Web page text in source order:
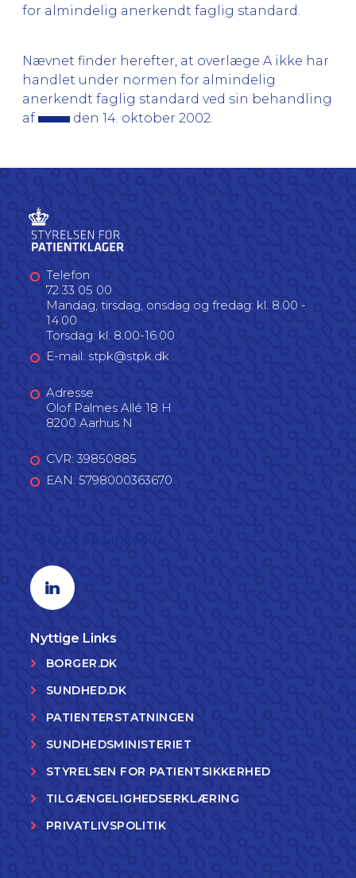
for almindelig anerkendt faglig standard.
Nævnet finder herefter, at overlæge A ikke har
handlet under normen for almindelig
anerkendt faglig standard ved sin behandling
af
den 14. oktober 2002.
Telefon
72 33 05 00
Mandag, tirsdag, onsdag og fredag: kl. 8.00 -
14.00
Torsdag: kl. 8.00-16.00
E-mail: stpk@stpk.dk
Adresse
Olof Palmes Allé 18 H
8200 Aarhus N
CVR: 39850885
EAN: 5798000363670
Linkedin profil
Nyttige Links
BORGER.DK
SUNDHED.DK
PATIENTERSTATNINGEN
SUNDHEDSMINISTERIET
STYRELSEN FOR PATIENTSIKKERHED
TILGÆNGELIGHEDSERKLÆRING
PRIVATLIVSPOLITIK